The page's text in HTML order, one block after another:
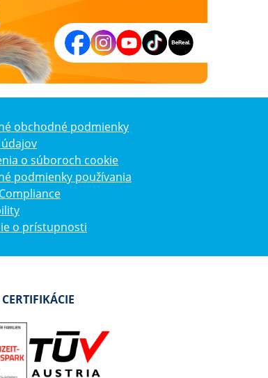
obchodné podmienky
o súboroch cookie
podmienky používania
o prístupnosti